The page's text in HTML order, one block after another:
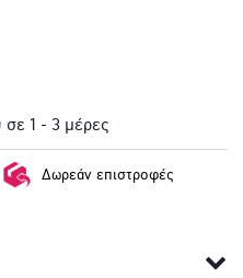
σε 1 - 3 μέρες
Δωρεάν επιστροφές